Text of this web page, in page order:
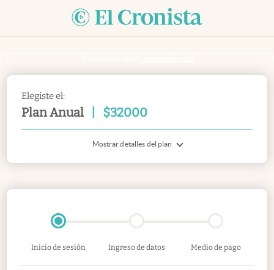
Elegiste el:
Plan Anual $32000
Mostrar detalles del plan
Inicio de sesión Ingreso de datos Medio de pago